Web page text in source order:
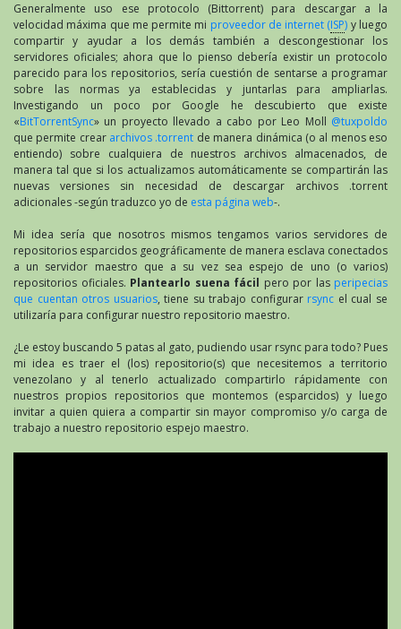
Generalmente uso ese protocolo (Bittorrent) para descargar a la
velocidad máxima que me permite mi proveedor de internet (ISP) y luego
compartir y ayudar a los demás también a descongestionar los
servidores oficiales; ahora que lo pienso debería existir un protocolo
parecido para los repositorios, sería cuestión de sentarse a programar
sobre las normas ya establecidas y juntarlas para ampliarlas.
Investigando un poco por Google he descubierto que existe
«BitTorrentSync» un proyecto llevado a cabo por Leo Moll @tuxpoldo
que permite crear archivos .torrent de manera dinámica (o al menos eso
entiendo) sobre cualquiera de nuestros archivos almacenados, de
manera tal que si los actualizamos automáticamente se compartirán las
nuevas versiones sin necesidad de descargar archivos .torrent
adicionales -según traduzco yo de esta página web-.
Mi idea sería que nosotros mismos tengamos varios servidores de
repositorios esparcidos geográficamente de manera esclava conectados
a un servidor maestro que a su vez sea espejo de uno (o varios)
repositorios oficiales. Plantearlo suena fácil pero por las peripecias
que cuentan otros usuarios, tiene su trabajo configurar rsync el cual se
utilizaría para configurar nuestro repositorio maestro.
¿Le estoy buscando 5 patas al gato, pudiendo usar rsync para todo? Pues
mi idea es traer el (los) repositorio(s) que necesitemos a territorio
venezolano y al tenerlo actualizado compartirlo rápidamente con
nuestros propios repositorios que montemos (esparcidos) y luego
invitar a quien quiera a compartir sin mayor compromiso y/o carga de
trabajo a nuestro repositorio espejo maestro.